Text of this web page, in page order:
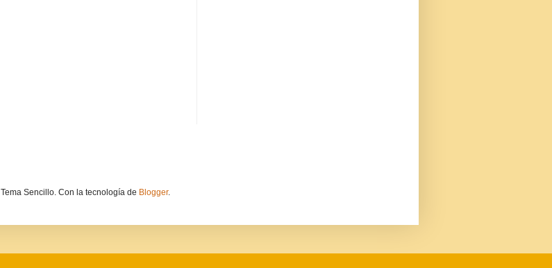
Tema Sencillo. Con la tecnología de Blogger.